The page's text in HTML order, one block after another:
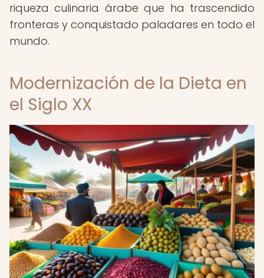
riqueza culinaria árabe que ha trascendido
fronteras y conquistado paladares en todo el
mundo.
Modernización de la Dieta en
el Siglo XX